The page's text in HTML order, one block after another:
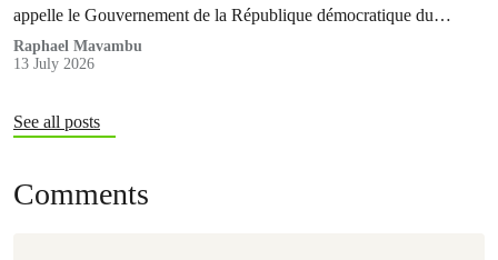
appelle le Gouvernement de la République démocratique du
Congo (RDC) à maintenir le moratoire sur l'attribution de
nouvelles concessions forestières industrielles.
Raphael Mavambu
13 July 2026
See all posts
Comments